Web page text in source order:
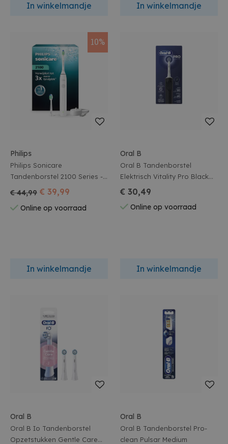
In winkelmandje In winkelmandje
10%
Philips
Philips Sonicare
Tandenborstel 2100 Series -
€ 44,99 € 39,99
Online op voorraad
In winkelmandje
Oral B
Oral B Tandenborstel
Elektrisch Vitality Pro Black
1st
€ 30,49
Online op voorraad
In winkelmandje
Oral B
Oral B Io Tandenborstel
Opzetstukken Gentle Care
Oral B
Oral B Tandenborstel Pro-
clean Pulsar Medium